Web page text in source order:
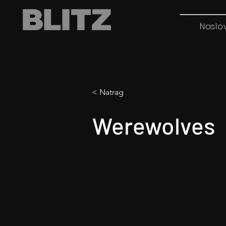
< Natrag
Werewolves